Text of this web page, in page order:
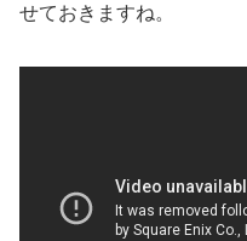
せておきますね。